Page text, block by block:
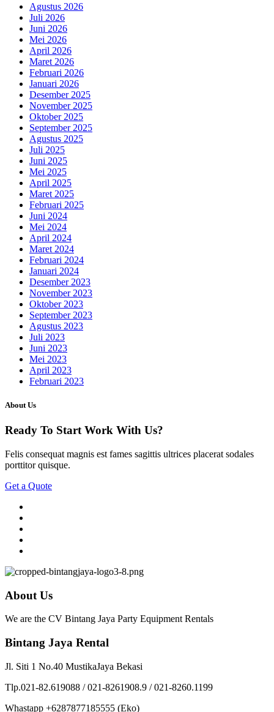
Agustus 2026
Juli 2026
Juni 2026
Mei 2026
April 2026
Maret 2026
Februari 2026
Januari 2026
Desember 2025
November 2025
Oktober 2025
September 2025
Agustus 2025
Juli 2025
Juni 2025
Mei 2025
April 2025
Maret 2025
Februari 2025
Juni 2024
Mei 2024
April 2024
Maret 2024
Februari 2024
Januari 2024
Desember 2023
November 2023
Oktober 2023
September 2023
Agustus 2023
Juli 2023
Juni 2023
Mei 2023
April 2023
Februari 2023
About Us
Ready To StartWork With Us?
Felis consequat magnis est fames sagittis ultrices placerat sodales
porttitor quisque.
Get a Quote
About Us
We are the CV Bintang Jaya Party Equipment Rentals
Bintang Jaya Rental
Jl. Siti 1 No.40 MustikaJaya Bekasi
Tlp.021-82.619088 / 021-8261908.9 / 021-8260.1199
Whastapp +6287877185555 (Eko)